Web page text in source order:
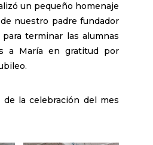
un pequeño homenaje
nuestro padre fundador
terminar las alumnas
a María en gratitud por
de la celebración del mes